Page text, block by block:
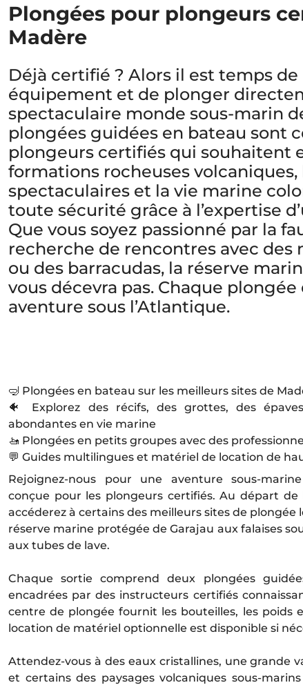
Plongées pour plongeurs
Madère
Déjà certifié ? Alors il est temps
équipement et de plonger
spectaculaire monde sous-marin
plongées guidées en bateau sont
plongeurs certifiés qui souhaitent
formations rocheuses
spectaculaires et la vie marine
toute sécurité grâce à l’expertise
Que vous soyez passionné par la
recherche de rencontres avec des
ou des barracudas, la réserve
vous décevra pas. Chaque
aventure sous l’Atlantique.
🤿 Plongées en bateau sur les meilleurs sites de
🐠 Explorez des récifs, des grottes, des
abondantes en vie marine
🚤 Plongées en petits groupes avec des
💬 Guides multilingues et matériel de location de
Rejoignez-nous pour une aventure sous-
conçue pour les plongeurs certifiés. Au départ
accéderez à certains des meilleurs sites de plongée
réserve marine protégée de Garajau aux falaises
aux tubes de lave.
Chaque sortie comprend deux plongées
encadrées par des instructeurs certifiés
centre de plongée fournit les bouteilles, les poids
location de matériel optionnelle est disponible si
Attendez-vous à des eaux cristallines, une grande
et certains des paysages volcaniques sous-